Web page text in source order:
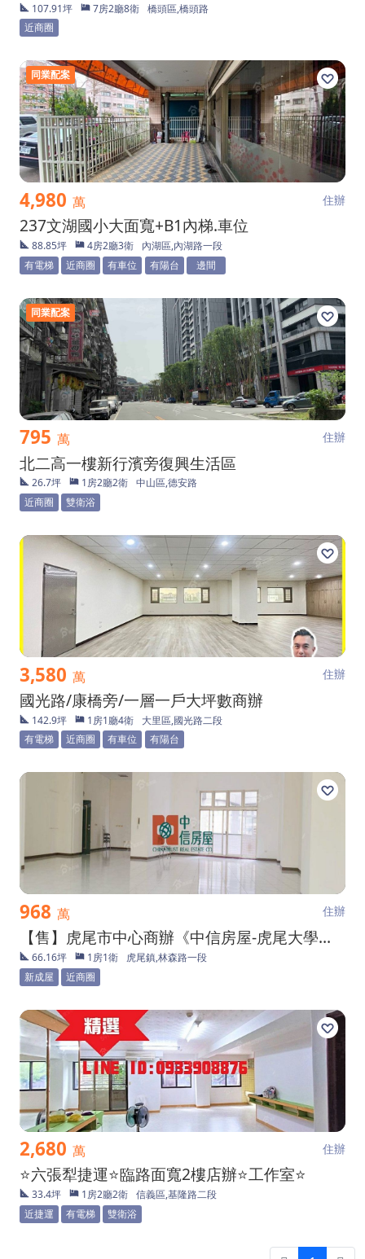
107.91坪 7房2廳8衛 橋頭區,橋頭路
近商圈
同業配案
4,980 萬 住辦
237文湖國小大面寬+B1內梯.車位
88.85坪 4房2廳3衛
內湖區,內湖路一段
有電梯
近商圈 有車位 有陽台 邊間
同業配案
795 萬 住辦
北二高一樓新行濱旁復興生活區
26.7坪 1房2廳2衛 中山區,德安路
近商圈
雙衛浴
3,580 萬 住辦
國光路/康橋旁/一層一戶大坪數商辦
142.9坪 1房1廳4衛
大里區,國光路二段
有電梯
近商圈 有車位 有陽台
968 萬 住辦
【售】虎尾市中心商辦《中信房屋-虎尾大學店》
66.16坪 1房1衛
虎尾鎮,林森路一段
新成屋
近商圈
2,680 萬 住辦
⭐六張犁捷運⭐臨路面寬2樓店辦⭐工作室⭐
33.4坪 1房2廳2衛 信義區,基隆路二段
近捷運
有電梯 雙衛浴